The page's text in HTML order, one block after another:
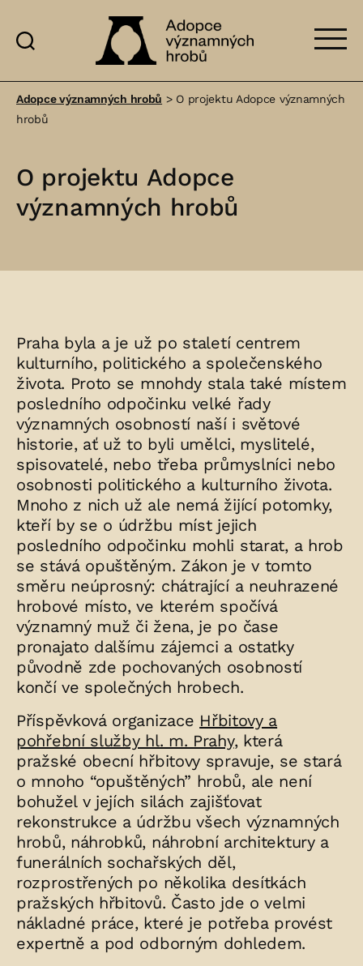
významných
Adopce významných hrobů > O projektu Adopce významných
hrobů
O projektu Adopce
významných hrobů
Praha byla a je už po staletí centrem
kulturního, politického a společenského
života. Proto se mnohdy stala také místem
posledního odpočinku velké řady
významných osobností naší i světové
historie, ať už to byli umělci, myslitelé,
spisovatelé, nebo třeba průmyslníci nebo
osobnosti politického a kulturního života.
Mnoho z nich už ale nemá žijící potomky,
kteří by se o údržbu míst jejich
posledního odpočinku mohli starat, a hrob
se stává opuštěným. Zákon je v tomto
směru neúprosný: chátrající a neuhrazené
hrobové místo, ve kterém spočívá
významný muž či žena, je po čase
pronajato dalšímu zájemci a ostatky
původně zde pochovaných osobností
končí ve společných hrobech.
Příspěvková organizace Hřbitovy a
pohřební služby hl. m. Prahy, která
pražské obecní hřbitovy spravuje, se stará
o mnoho “opuštěných” hrobů, ale není
bohužel v jejích silách zajišťovat
rekonstrukce a údržbu všech významných
hrobů, náhrobků, náhrobní architektury a
funerálních sochařských děl,
rozprostřených po několika desítkách
pražských hřbitovů. Často jde o velmi
nákladné práce, které je potřeba provést
expertně a pod odborným dohledem.